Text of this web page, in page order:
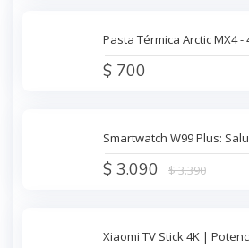
Pasta Térmica Arctic MX4 -
$ 700
Smartwatch W99 Plus:
$ 3.090 $ 3.390
Xiaomi TV Stick 4K |